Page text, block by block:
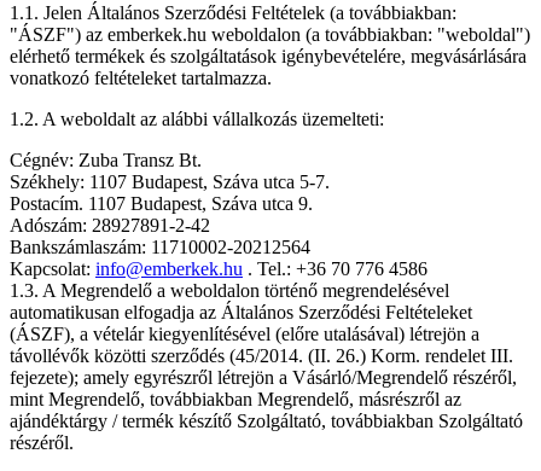
1.1. Jelen Általános Szerződési Feltételek (a továbbiakban:
"ÁSZF") az emberkek.hu weboldalon (a továbbiakban: "weboldal")
elérhető termékek és szolgáltatások igénybevételére, megvásárlására
vonatkozó feltételeket tartalmazza.
1.2. A weboldalt az alábbi vállalkozás üzemelteti:
Cégnév: Zuba Transz Bt.
Székhely: 1107 Budapest, Száva utca 5-7.
Postacím. 1107 Budapest, Száva utca 9.
Adószám: 28927891-2-42
Bankszámlaszám: 11710002-20212564
Kapcsolat: info@emberkek.hu . Tel.: +36 70 776 4586
1.3. A Megrendelő a weboldalon történő megrendelésével
automatikusan elfogadja az Általános Szerződési Feltételeket
(ÁSZF), a vételár kiegyenlítésével (előre utalásával) létrejön a
távollévők közötti szerződés (45/2014. (II. 26.) Korm. rendelet III.
fejezete); amely egyrészről létrejön a Vásárló/Megrendelő részéről,
mint Megrendelő, továbbiakban Megrendelő, másrészről az
ajándéktárgy / termék készítő Szolgáltató, továbbiakban Szolgáltató
részéről.